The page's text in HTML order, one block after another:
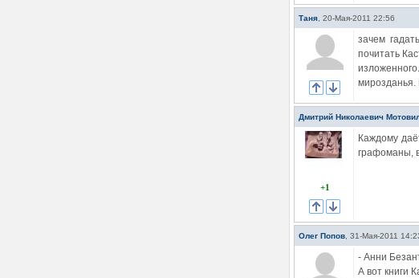
Таня 20-Мая-2011 22:56
зачем
почитать
мирозданья.
Дмитрий Николаевич
+1
Каждому
графоманы,
Олег Попов 31-Мая-2011
- Анни
А вот книги